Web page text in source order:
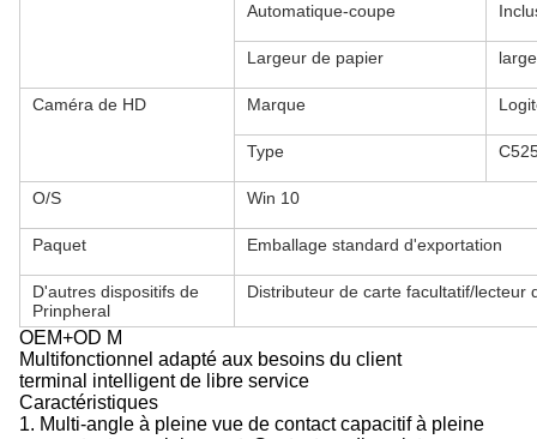
Automatique-coupe
Largeur de papier
Caméra de HD Marque
Type
O/S Win 10
Paquet Emballage standard d'exportation
D'autres dispositifs de
Prinpheral
Distributeur de carte facultatif/lecteur
OEM+OD M
Multifonctionnel adapté aux besoins du client
terminal intelligent de libre service
Caractéristiques
1. Multi-angle à pleine vue de contact capacitif à pleine